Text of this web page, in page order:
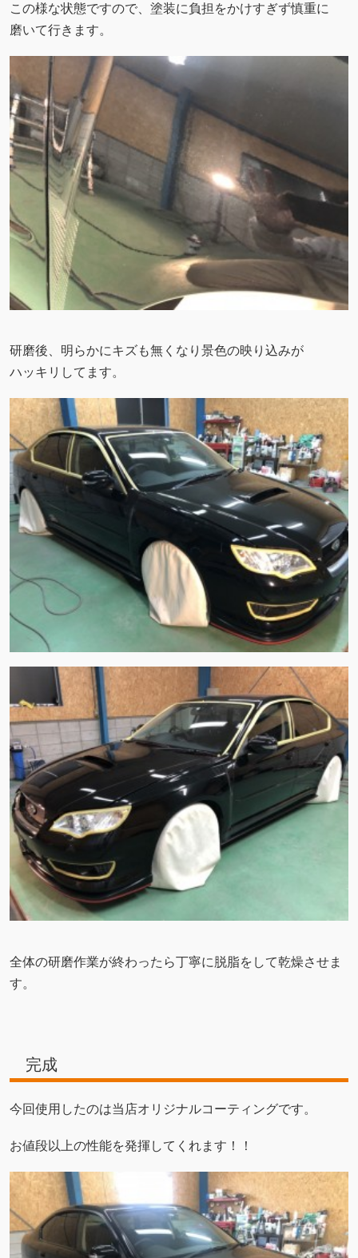
この様な状態ですので、塗装に負担をかけすぎず慎重に
磨いて行きます。
研磨後、明らかにキズも無くなり景色の映り込みが
ハッキリしてます。
全体の研磨作業が終わったら丁寧に脱脂をして乾燥させま
す。
完成
今回使用したのは当店オリジナルコーティングです。
お値段以上の性能を発揮してくれます！！